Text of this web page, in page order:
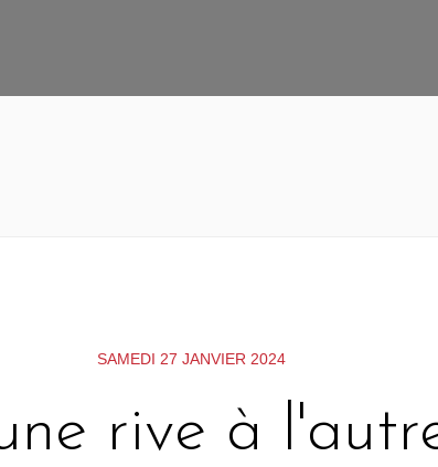
SAMEDI 27 JANVIER 2024
rive à